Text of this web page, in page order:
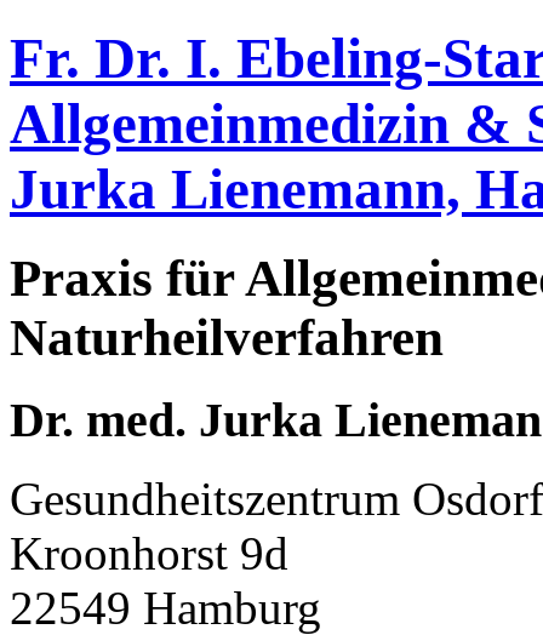
Fr. Dr. I. Ebeling-
Allgemeinmedizin &
Jurka Lienemann,
Praxis für
Naturheilverfahren
Dr. med. Jurka
Gesundheitszentrum
Kroonhorst 9d
22549 Hamburg